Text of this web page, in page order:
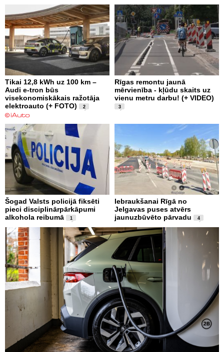
Tikai 12,8 kWh uz 100 km –
Audi e-tron būs
visekonomiskākais ražotāja
elektroauto (+ FOTO)
2
Rīgas remontu jaunā
mērvienība - kļūdu skaits uz
vienu metru darbu! (+ VIDEO)
3
Šogad Valsts policijā fiksēti
pieci disciplinārpārkāpumi
alkohola reibumā
1
Iebraukšanai Rīgā no
Jelgavas puses atvērs
jaunuzbūvēto pārvadu
4